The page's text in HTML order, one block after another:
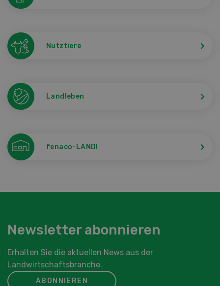
Nutztiere
Landleben
fenaco-LANDI
Newsletter abonnieren
Erhalten Sie die aktuellen News aus der
Landwirtschaftsbranche.
ABONNIEREN